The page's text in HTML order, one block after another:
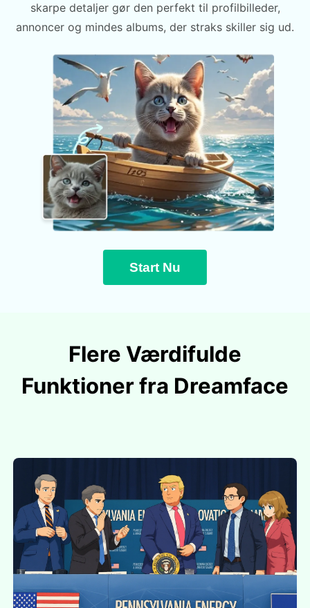
skarpe detaljer gør den perfekt til profilbilleder,
annoncer og mindes albums, der straks skiller sig ud.
Start Nu
Flere Værdifulde
Funktioner fra Dreamface